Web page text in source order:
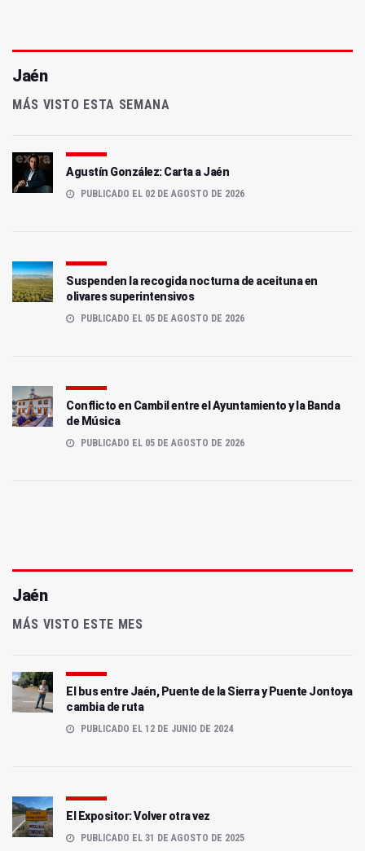
Jaén
MÁS VISTO ESTA SEMANA
Agustín González: Carta a Jaén
PUBLICADO EL 02 DE AGOSTO DE 2026
Suspenden la recogida nocturna de aceituna en
olivares superintensivos
PUBLICADO EL 05 DE AGOSTO DE 2026
Conflicto en Cambil entre el Ayuntamiento y la Banda
de Música
PUBLICADO EL 05 DE AGOSTO DE 2026
Jaén
MÁS VISTO ESTE MES
El bus entre Jaén, Puente de la Sierra y Puente Jontoya
cambia de ruta
PUBLICADO EL 12 DE JUNIO DE 2024
El Expositor: Volver otra vez
PUBLICADO EL 31 DE AGOSTO DE 2025